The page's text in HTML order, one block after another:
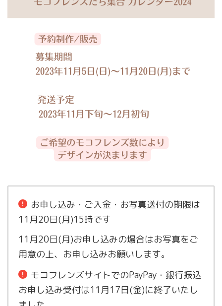
お申し込み・ご入金・お写真送付の期限は
11月20日(月)15時です
11月20日(月)お申し込みの場合はお写真をご
用意の上、お申し込みお願いします。
モコフレンズサイトでのPayPay・銀行振込
お申し込み受付は11月17日(金)に終了いたし